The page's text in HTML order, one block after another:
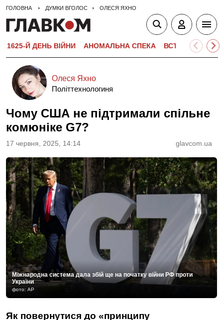
ГОЛОВНА ДУМКИ ВГОЛОС ОЛЕСЯ ЯХНО
1625-Й ДЕНЬ ВІЙНИ АНОМАЛЬНА СПЕКА ВСТУПНА
Олеся Яхно
Політтехнологиня
Чому США не підтримали спільне
комюніке G7?
17 червня, 2025, 14:14 glavcom.ua
Міжнародна система дала збій ще на початку війни РФ проти
України
фото: AP
Як повернутися до «принципу